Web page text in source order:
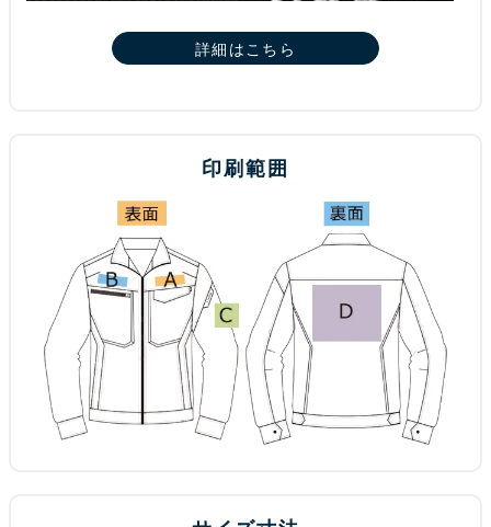
詳細はこちら
印刷範囲